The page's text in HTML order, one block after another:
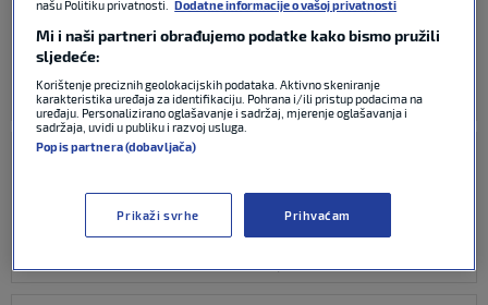
‘Baka i djed su mi ovdje, a Capan mi
je puno pomogao kad sam došao’
CONFERENCE LEAGUE 05. kol 2026 0
Garcia najavio Žalgiris: ‘Bit će
Jedna stvar možda bude dobra za
nas’
našu Politiku privatnosti.
Dodatne informacije o vašoj privatnosti
Mi i naši partneri obrađujemo podatke kako bismo pružili
sljedeće:
Korištenje preciznih geolokacijskih podataka. Aktivno skeniranje
karakteristika uređaja za identifikaciju. Pohrana i/ili pristup podacima na
uređaju. Personalizirano oglašavanje i sadržaj, mjerenje oglašavanja i
sadržaja, uvidi u publiku i razvoj usluga.
Popis partnera (dobavljača)
Prikaži svrhe Prihvaćam